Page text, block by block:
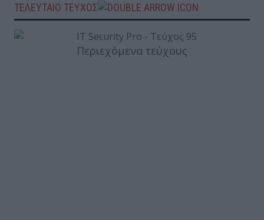
ΤΕΛΕΥΤΑΙΟ ΤΕΥΧΟΣ
Περιεχόμενα τεύχους